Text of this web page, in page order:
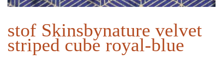
stof Skinsbynature velvet
striped cube royal-blue